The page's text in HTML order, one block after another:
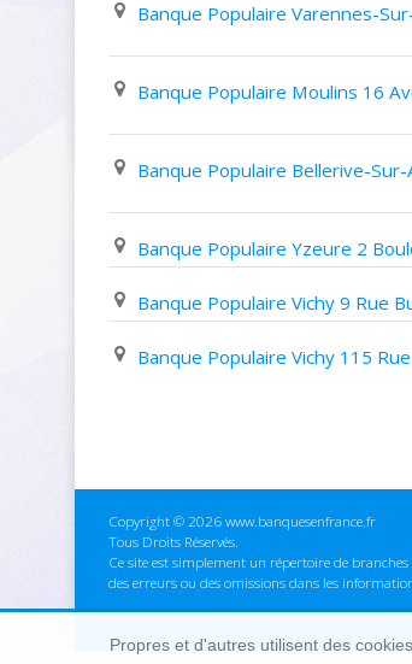
Copyright © 2026 www.banquesenfrance.fr
Tous Droits Réservés.
Ce site est simplement un répertoire de
des erreurs ou des omissions dans les
Propres et d'autres utilisent des